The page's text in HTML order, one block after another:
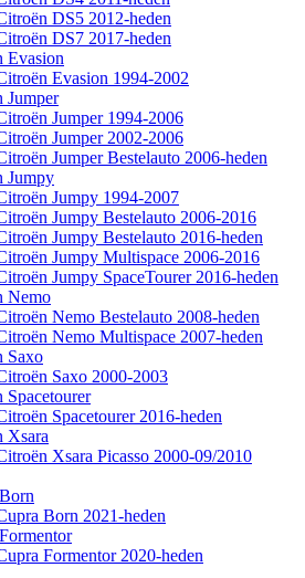
DS5 2012-heden
DS7 2017-heden
Evasion
Evasion 1994-2002
Jumper
Jumper 1994-2006
Jumper 2002-2006
Jumper Bestelauto 2006-heden
Jumpy
Jumpy 1994-2007
Jumpy Bestelauto 2006-2016
Jumpy Bestelauto 2016-heden
Jumpy Multispace 2006-2016
Jumpy SpaceTourer 2016-heden
Nemo
Nemo Bestelauto 2008-heden
Nemo Multispace 2007-heden
Saxo
Saxo 2000-2003
Spacetourer
Spacetourer 2016-heden
Xsara
Xsara Picasso 2000-09/2010
Born 2021-heden
Formentor 2020-heden